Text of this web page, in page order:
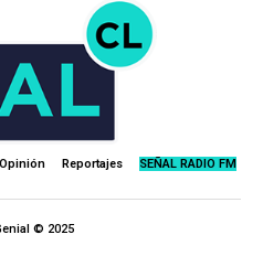
Reportajes SEÑAL RADIO FM
© 2025